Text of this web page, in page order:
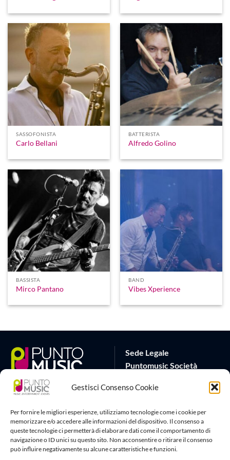
Gestisci Consenso Cookie
Per fornire le migliori esperienze, utilizziamo tecnologie come i cookie per
memorizzare e/o accedere alle informazioni del dispositivo. Il consenso a
queste tecnologie ci permetterà di elaborare dati come il comportamento di
navigazione o ID unici su questo sito. Non acconsentire o ritirare il consenso
può influire negativamente su alcune caratteristiche e funzioni.
SASSOFONISTA
Carlo Bellani
BATTERISTA
Alfredo Golino
BASSISTA
Mirco Pantano
BAND
Vibes Xperience
Sede Legale
Puntomusic Società
Via G.B. Rota 17
P.IVA 03795620982
Sede Operativa
via G.Puccini 22
Artlife Cloud